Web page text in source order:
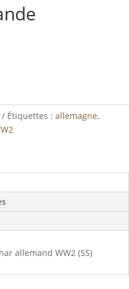
Étiquettes : allemagne,
allemand WW2 (SS)